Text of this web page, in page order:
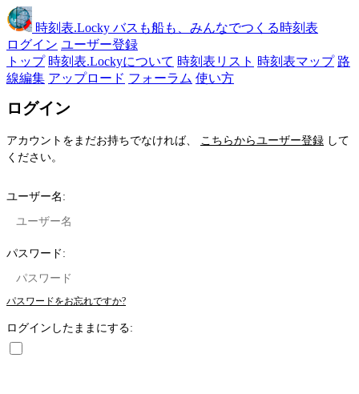
時刻表.Locky バスも船も、みんなでつくる時刻表
ログイン ユーザー登録
トップ 時刻表.Lockyについて 時刻表リスト 時刻表マップ 路
線編集 アップロード フォーラム 使い方
ログイン
アカウントをまだお持ちでなければ、 こちらからユーザー登録 して
ください。
ユーザー名:
パスワード:
パスワードをお忘れですか?
ログインしたままにする: